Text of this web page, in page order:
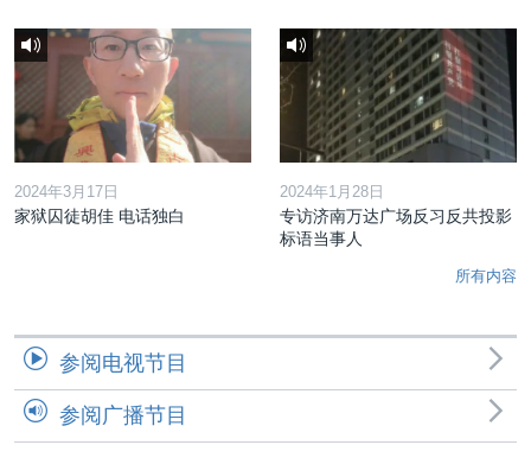
2024年3月17日
家狱囚徒胡佳 电话独白
2024年1月28日
专访济南万达广场反习反共投影
标语当事人
所有内容
参阅电视节目
参阅广播节目